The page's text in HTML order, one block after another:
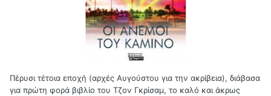
Πέρυσι τέτοια εποχή (αρχές Αυγούστου για την ακρίβεια), διάβασα
για πρώτη φορά βιβλίο του Τζον Γκρίσαμ, το καλό και άκρως